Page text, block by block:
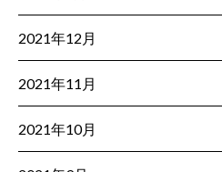
2021年12月
2021年11月
2021年10月